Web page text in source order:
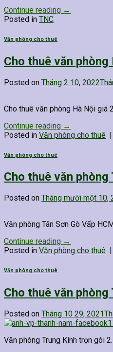
Continue reading →
Posted in TNC
Văn phòng cho thuê
Cho thuê văn
Posted on Tháng 2 10, 2022
Cho thuê văn phòng Hà Nội giá
Continue reading →
Posted in Văn phòng cho thuê |
Văn phòng cho thuê
Cho thuê văn
Posted on Tháng mười một 10,
Văn phòng Tân Sơn Gò Vấp
Continue reading →
Posted in Văn phòng cho thuê
Văn phòng cho thuê
Cho thuê văn
Posted on Tháng 10 29, 2021
Văn phòng Trung Kính trọn gói